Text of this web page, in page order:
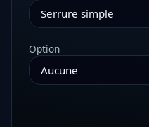
Option